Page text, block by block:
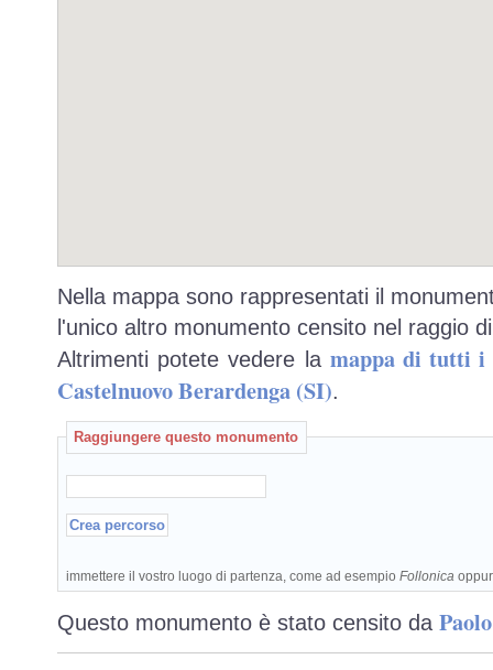
Nella mappa sono rappresentati il
l'unico altro monumento censito nel raggio
Altrimenti potete vedere la mappa di tutti i
Castelnuovo Berardenga (SI).
Raggiungere questo monumento
immettere il vostro luogo di partenza, come ad esempio Follonica
Questo monumento è stato censito da